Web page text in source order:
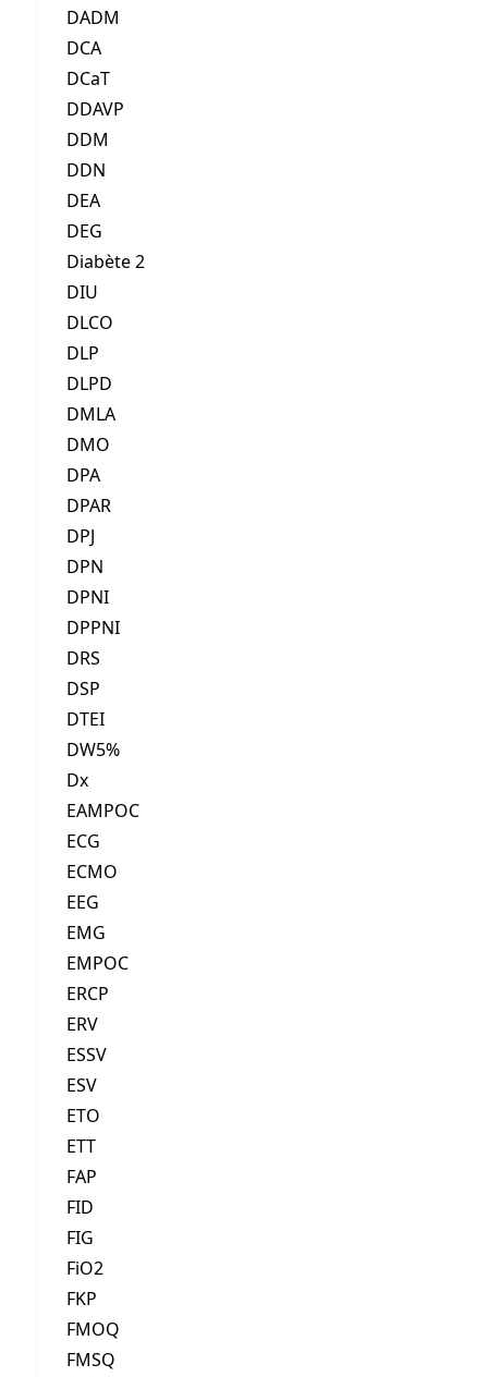
DADM
DCA
DCaT
DDAVP
DDM
DDN
DEA
DEG
Diabète 2
DIU
DLCO
DLP
DLPD
DMLA
DMO
DPA
DPAR
DPJ
DPN
DPNI
DPPNI
DRS
DSP
DTEI
DW5%
Dx
EAMPOC
ECG
ECMO
EEG
EMG
EMPOC
ERCP
ERV
ESSV
ESV
ETO
ETT
FAP
FID
FIG
FiO2
FKP
FMOQ
FMSQ